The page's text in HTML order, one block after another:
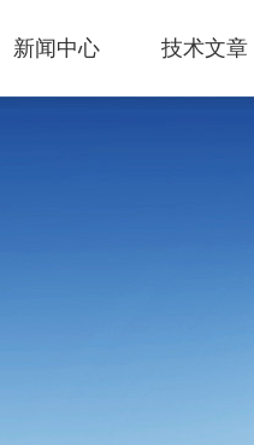
新闻中心 技术文章